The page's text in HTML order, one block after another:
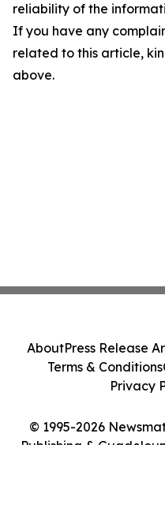
reliability of the
If you have any
related to this article,
above.
© 1995-2026
Publishing &
AboutPress Release
Terms & Conditions
Privacy